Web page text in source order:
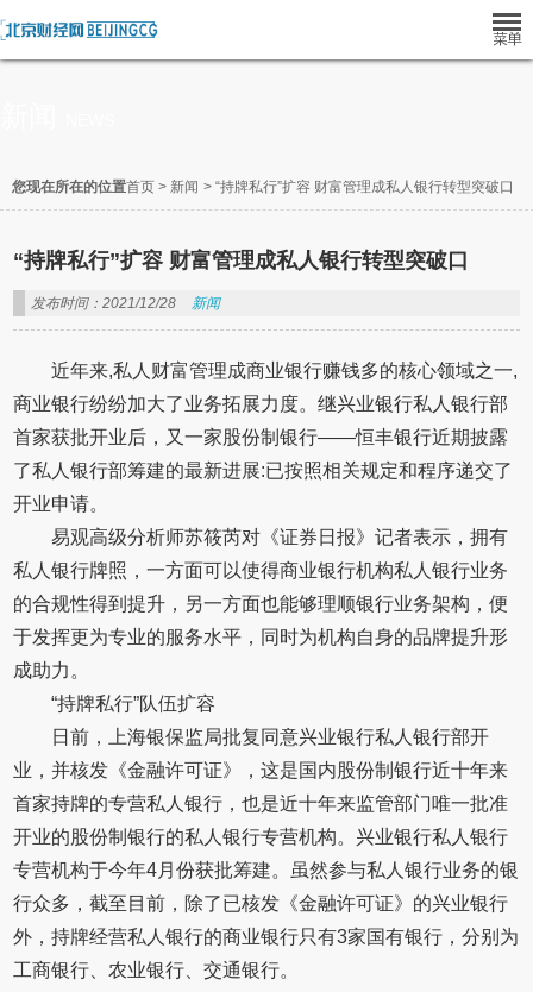
您现在所在的位置首页 > 新闻 > “持牌私行”扩容 财富管理成私人银行转型突破口
“持牌私行”扩容 财富管理成私人银行转型突破口
发布时间：2021/12/28 新闻
近年来,私人财富管理成商业银行赚钱多的核心领域之一,
商业银行纷纷加大了业务拓展力度。继兴业银行私人银行部
首家获批开业后，又一家股份制银行——恒丰银行近期披露
了私人银行部筹建的最新进展:已按照相关规定和程序递交了
开业申请。
易观高级分析师苏筱芮对《证券日报》记者表示，拥有
私人银行牌照，一方面可以使得商业银行机构私人银行业务
的合规性得到提升，另一方面也能够理顺银行业务架构，便
于发挥更为专业的服务水平，同时为机构自身的品牌提升形
成助力。
“持牌私行”队伍扩容
日前，上海银保监局批复同意兴业银行私人银行部开
业，并核发《金融许可证》，这是国内股份制银行近十年来
首家持牌的专营私人银行，也是近十年来监管部门唯一批准
开业的股份制银行的私人银行专营机构。兴业银行私人银行
专营机构于今年4月份获批筹建。虽然参与私人银行业务的银
行众多，截至目前，除了已核发《金融许可证》的兴业银行
外，持牌经营私人银行的商业银行只有3家国有银行，分别为
工商银行、农业银行、交通银行。